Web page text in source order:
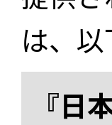
は、
『日